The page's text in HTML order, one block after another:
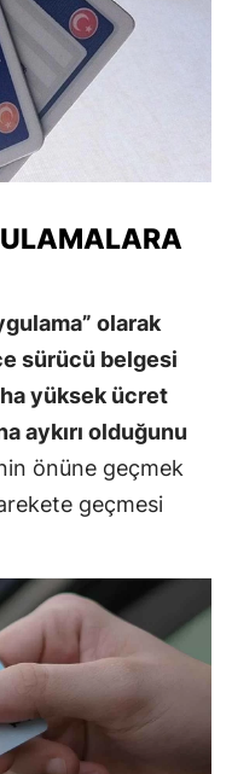
olarak
sürücü belgesi
yüksek ücret
aykırı olduğunu
önüne geçmek
geçmesi